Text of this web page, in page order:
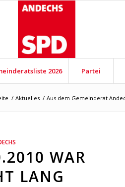
2026 Partei
/ Aktuelles / Aus dem Gemeinderat
WAR
LANG